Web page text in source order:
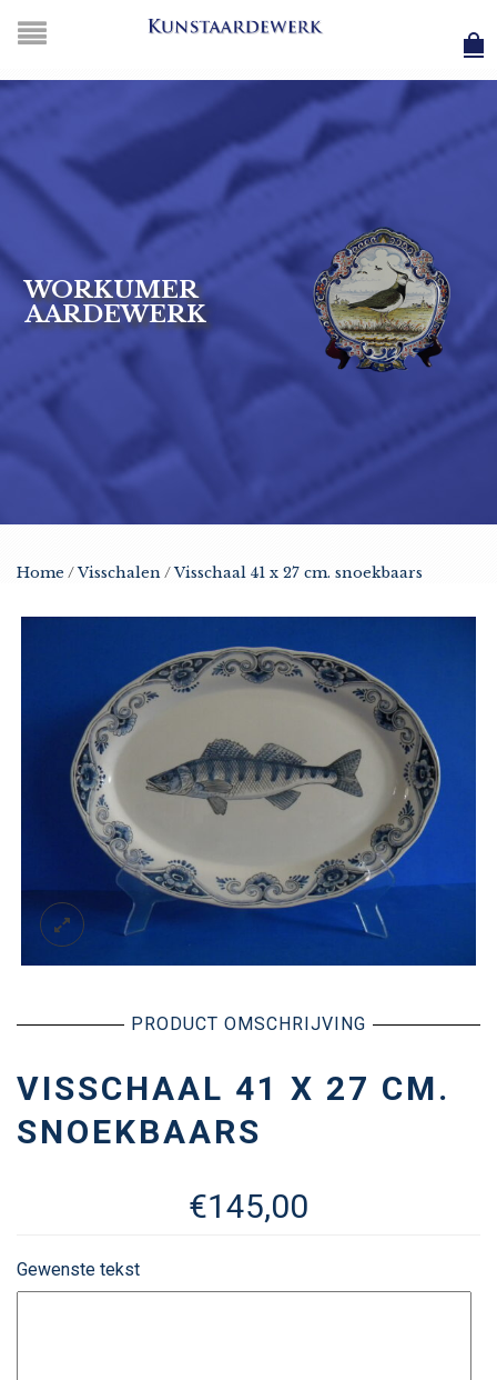
WORKUMER
AARDEWERK
Home/Visschalen/Visschaal 41 x 27 cm. snoekbaars
PRODUCT OMSCHRIJVING
VISSCHAAL 41 X 27 CM.
SNOEKBAARS
€145,00
Gewenste tekst